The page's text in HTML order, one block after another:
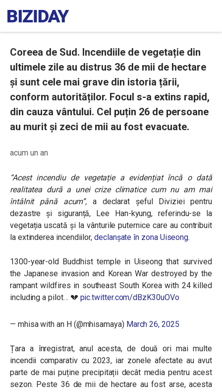
Coreea de Sud. Incendiile de vegetație din
ultimele zile au distrus 36 de mii de hectare
și sunt cele mai grave din istoria țării,
conform autorităților. Focul s-a extins rapid,
din cauza vântului. Cel puțin 26 de persoane
au murit și zeci de mii au fost evacuate.
acum un an
“Acest incendiu de vegetație a evidențiat încă o dată
realitatea dură a unei crize climatice cum nu am mai
întâlnit până acum”, a declarat șeful Diviziei pentru
dezastre și siguranță, Lee Han-kyung, referindu-se la
vegetația uscată și la vânturile puternice care au contribuit
la extinderea incendiilor,declanșate în zona Uiseong.
1300-year-old Buddhist temple in Uiseong that survived
the Japanese invasion and Korean War destroyed by the
rampant wildfires in southeast South Korea with 24 killed
including a pilot… 💔 pic.twitter.com/dBzK30uOVo
— mhisa with an H (@mhisamaya) March 26, 2025
Țara a înregistrat, anul acesta, de două ori mai multe
incendii comparativ cu 2023, iar zonele afectate au avut
parte de mai puține precipitații decât media pentru acest
sezon. Peste 36 de mii de hectare au fost arse, acesta